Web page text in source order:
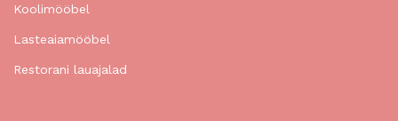
Koolimööbel
Lasteaiamööbel
Restorani lauajalad